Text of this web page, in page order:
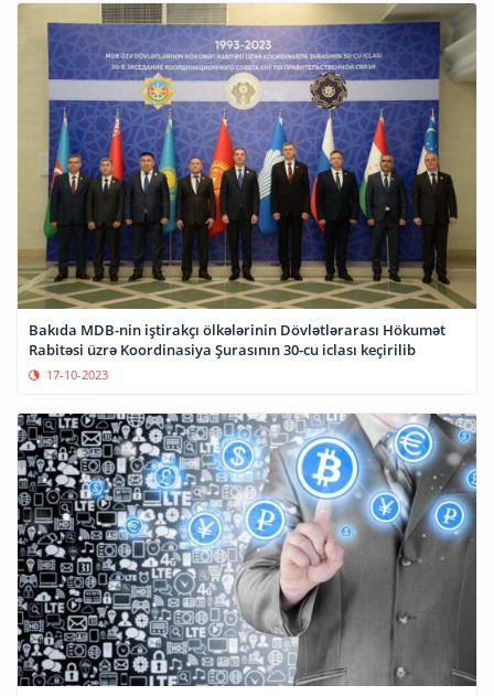
Bakıda MDB-nin iştirakçı ölkələrinin Dövlətlərarası Hökumət
Rabitəsi üzrə Koordinasiya Şurasının 30-cu iclası keçirilib
17-10-2023